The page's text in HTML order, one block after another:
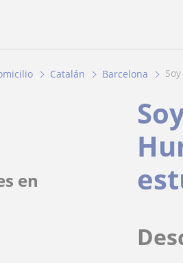
Catalán Barcelona
en